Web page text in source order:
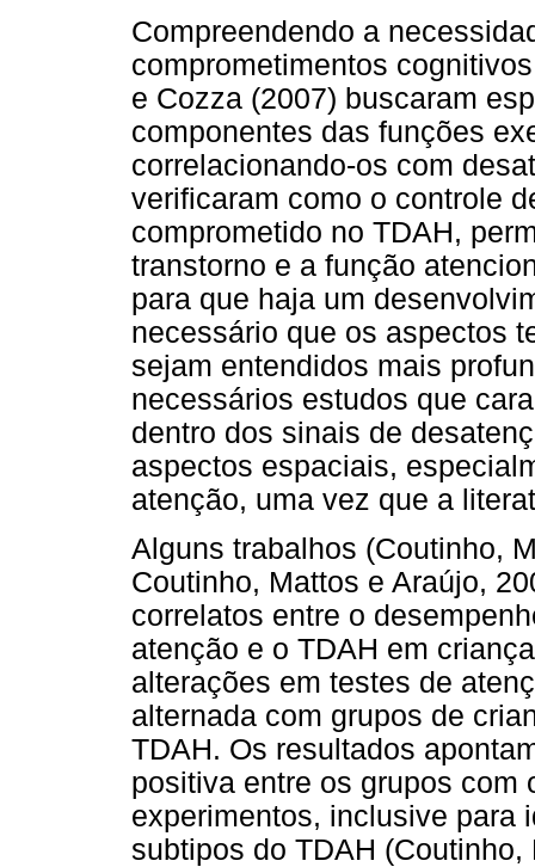
Compreendendo a
comprometimentos
e Cozza (2007) buscaram
componentes das funções
correlacionando-os com
verificaram como o controle
comprometido no TDAH,
transtorno e a função
para que haja um
necessário que os aspectos
sejam entendidos mais
necessários estudos que
dentro dos sinais de
aspectos espaciais,
atenção, uma vez que a
Alguns trabalhos (Coutinho,
Coutinho, Mattos e Araújo,
correlatos entre o
atenção e o TDAH em
alterações em testes de
alternada com grupos de
TDAH. Os resultados
positiva entre os grupos com
experimentos, inclusive para
subtipos do TDAH